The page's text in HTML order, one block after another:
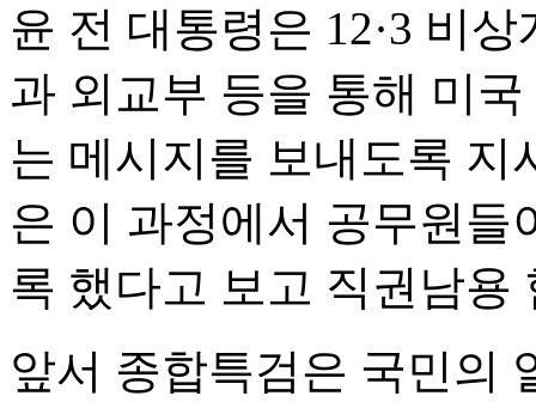
윤 전 대통령은 12·3 비
과 외교부 등을 통해 미
는 메시지를 보내도록 지
은 이 과정에서 공무원들
록 했다고 보고 직권남용
앞서 종합특검은 국민의